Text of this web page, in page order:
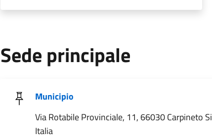
Sede principale
Municipio
Via Rotabile Provinciale, 11, 66030 Carpineto
Italia